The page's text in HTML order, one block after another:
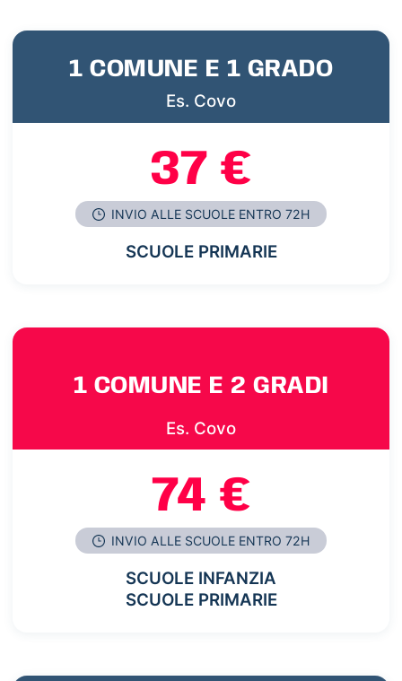
1 COMUNE E 1 GRADO
Es. Covo
37 €
INVIO ALLE SCUOLE ENTRO 72H
SCUOLE PRIMARIE
1 COMUNE E 2 GRADI
Es. Covo
74 €
INVIO ALLE SCUOLE ENTRO 72H
SCUOLE INFANZIA
SCUOLE PRIMARIE